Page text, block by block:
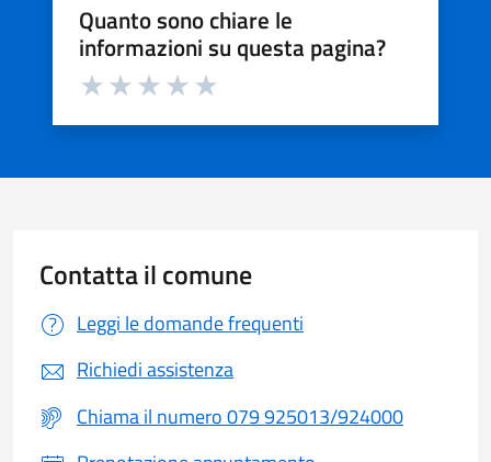
Quanto sono chiare le
informazioni su questa pagina?
Valuta da 1 a 5 stelle la pagina
Contatta il comune
Leggi le domande frequenti
Richiedi assistenza
Chiama il numero 079 925013/924000